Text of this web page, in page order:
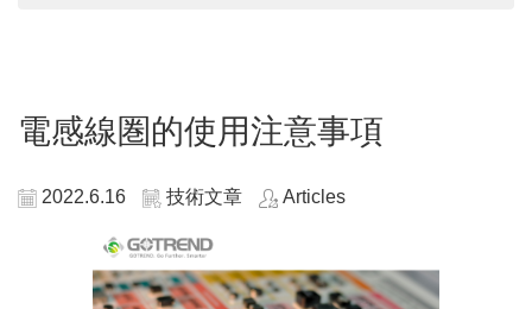
電感線圏的使用注意事項
2022.6.16 技術文章 Articles